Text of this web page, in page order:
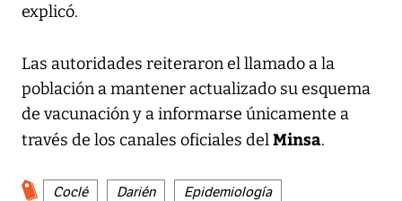
explicó.
Las autoridades reiteraron el llamado a la
población a mantener actualizado su esquema
de vacunación y a informarse únicamente a
través de los canales oficiales delMinsa.
Coclé Darién
Epidemiología